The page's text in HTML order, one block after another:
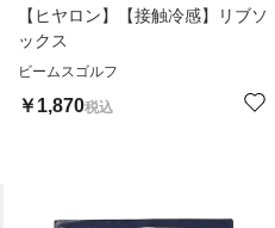
【ヒヤロン】【接触冷感】リブソ
ックス
ビームスゴルフ
￥1,870税込